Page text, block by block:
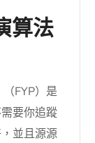
算法
FYP）是
要你追蹤
並且源源